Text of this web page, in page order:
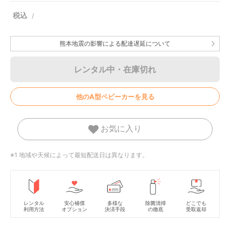
熊本地震の影響による配達遅延について
レンタル中・在庫切れ
他のA型ベビーカーを見る
お気に入り
※1 地域や天候によって最短配送日は異なります。
レンタル
利用方法
安心補償
オプション
多様な
決済手段
除菌清掃
の徹底
どこでも
受取返却